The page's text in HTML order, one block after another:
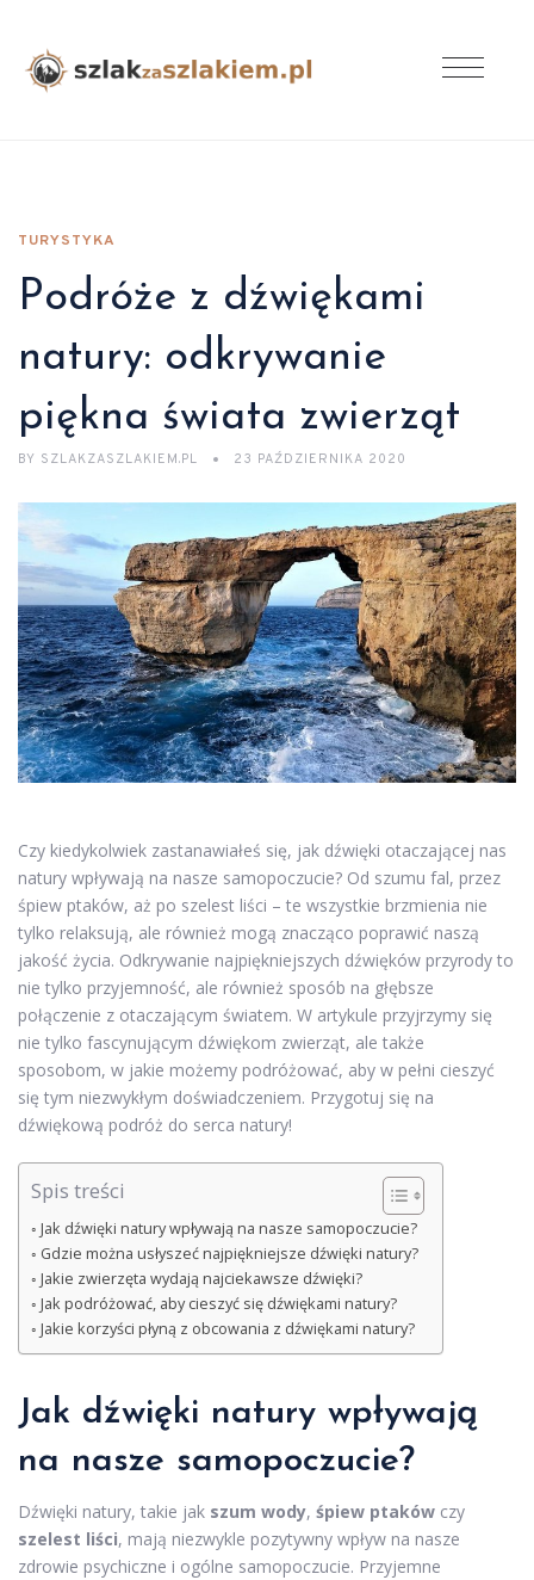
TURYSTYKA
Podróże z dźwiękami
natury: odkrywanie
piękna świata zwierząt
BY SZLAKZASZLAKIEM.PL 23 PAŹDZIERNIKA 2020
Czy kiedykolwiek zastanawiałeś się, jak dźwięki otaczającej nas
natury wpływają na nasze samopoczucie? Od szumu fal, przez
śpiew ptaków, aż po szelest liści – te wszystkie brzmienia nie
tylko relaksują, ale również mogą znacząco poprawić naszą
jakość życia. Odkrywanie najpiękniejszych dźwięków przyrody to
nie tylko przyjemność, ale również sposób na głębsze
połączenie z otaczającym światem. W artykule przyjrzymy się
nie tylko fascynującym dźwiękom zwierząt, ale także
sposobom, w jakie możemy podróżować, aby w pełni cieszyć
się tym niezwykłym doświadczeniem. Przygotuj się na
dźwiękową podróż do serca natury!
Spis treści
Jak dźwięki natury wpływają na nasze samopoczucie?
Gdzie można usłyszeć najpiękniejsze dźwięki natury?
Jakie zwierzęta wydają najciekawsze dźwięki?
Jak podróżować, aby cieszyć się dźwiękami natury?
Jakie korzyści płyną z obcowania z dźwiękami natury?
Jak dźwięki natury wpływają
na nasze samopoczucie?
Dźwięki natury, takie jak szum wody, śpiew ptaków czy
szelest liści, mają niezwykle pozytywny wpływ na nasze
zdrowie psychiczne i ogólne samopoczucie. Przyjemne